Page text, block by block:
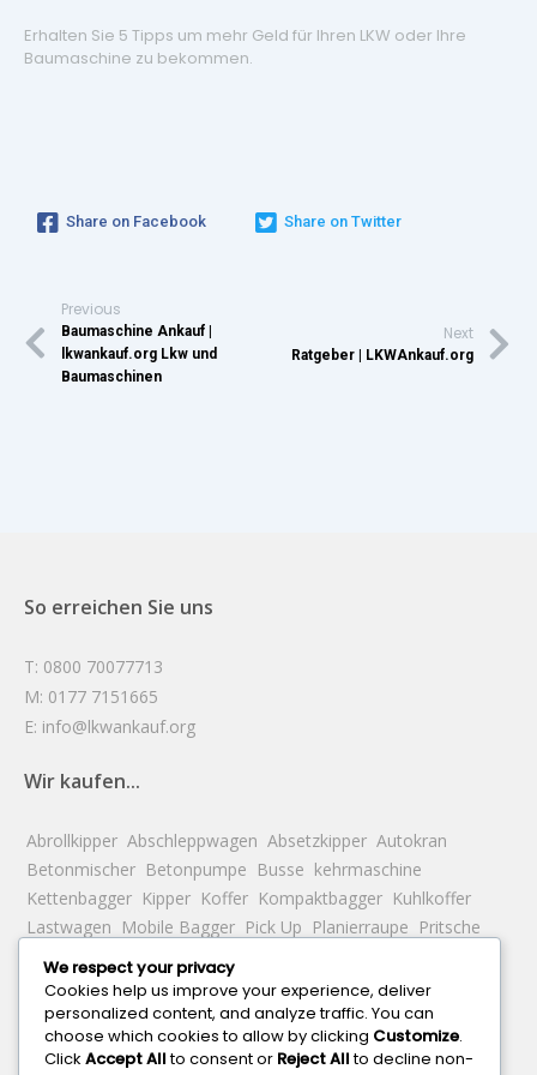
Erhalten Sie 5 Tipps um mehr Geld für Ihren LKW oder Ihre
Baumaschine zu bekommen.
Share on Facebook Share on Twitter
Previous
Baumaschine Ankauf |
lkwankauf.org Lkw und
Baumaschinen
Next
Ratgeber | LKWAnkauf.org
So erreichen Sie uns
T: 0800 70077713
M: 0177 7151665
E: info@lkwankauf.org
Wir kaufen...
Abrollkipper Abschleppwagen Absetzkipper Autokran
Betonmischer Betonpumpe Busse kehrmaschine
Kettenbagger Kipper Koffer Kompaktbagger Kuhlkoffer
Lastwagen Mobile Bagger Pick Up Planierraupe Pritsche
Schrottbagger
Tankwagen Teleskopbagger Traktor
Wechselfahrgestell Wohnmobile
...in den Städten
We respect your privacy
Cookies help us improve your experience, deliver
personalized content, and analyze traffic. You can
choose which cookies to allow by clicking Customize.
Click Accept Allto consent or Reject Allto decline non-